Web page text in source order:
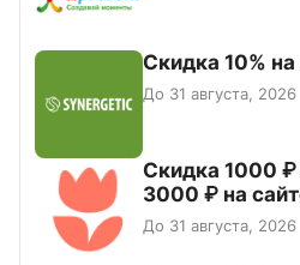
Скидка 10%
До 31 августа, 2026
Скидка 1000 ₽
3000 ₽ на
До 31 августа, 2026